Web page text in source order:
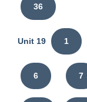
36
Unit 19 1
6 7